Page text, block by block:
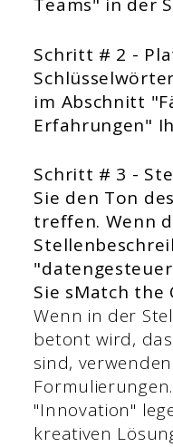
Teams" in der
Schritt # 2 -
im Abschnitt
Erfahrungen"
Schritt # 3 -
Sie den Ton
treffen. Wenn
Sie sMatch the
Wenn in der
betont wird,
sind,
"Innovation"
kreativen